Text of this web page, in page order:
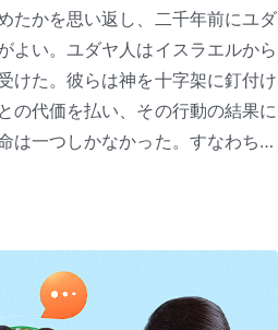
たかを思い返し、二千年前にユダ
よい。ユダヤ人はイスラエルから
けた。彼らは神を十字架に釘付け
代価を払い、その行動の結果に
は一つしかなかった。すなわち、
、独裁的支配者たちの大いなる
頭を休める場所もなく、避難する
いる。つまり神は声を発し、
神は決してその働きをやめては